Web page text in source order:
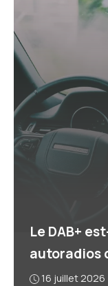
Le DAB+
autoradios
16 juillet 2026